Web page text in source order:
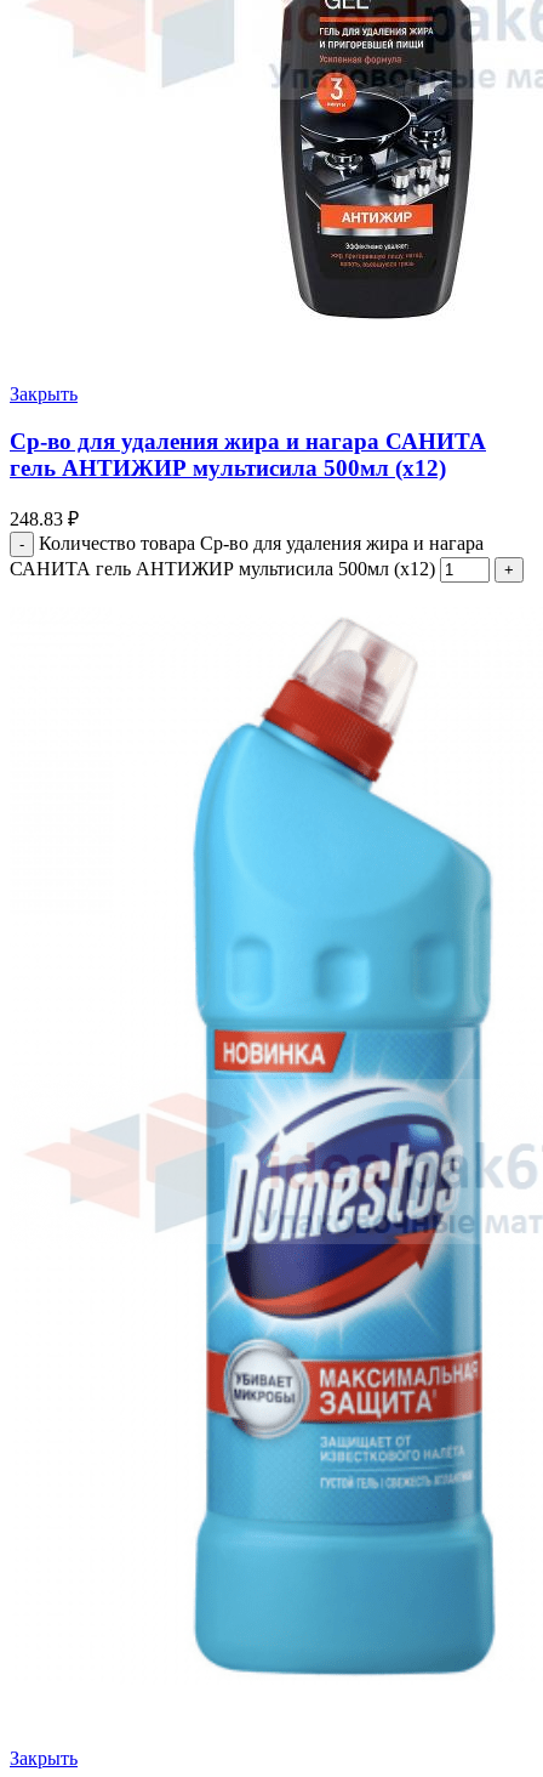
Закрыть
Cр-во для удаления жира и нагара САНИТА
гель АНТИЖИР мультисила 500мл (х12)
248.83 ₽
Количество товара Cр-во для удаления жира и нагара
САНИТА гель АНТИЖИР мультисила 500мл (х12)
Закрыть